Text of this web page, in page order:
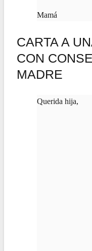
Mamá
CARTA A
CON
MADRE
Querida hija,